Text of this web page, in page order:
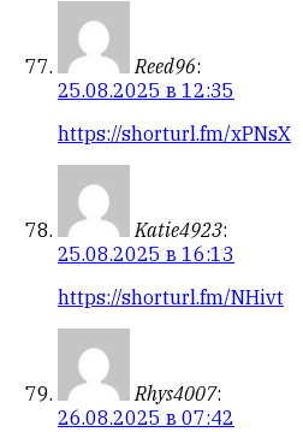
Reed96:
25.08.2025 в 12:35
https://shorturl.fm/xPNsX
Katie4923:
25.08.2025 в 16:13
https://shorturl.fm/NHivt
Rhys4007:
26.08.2025 в 07:42